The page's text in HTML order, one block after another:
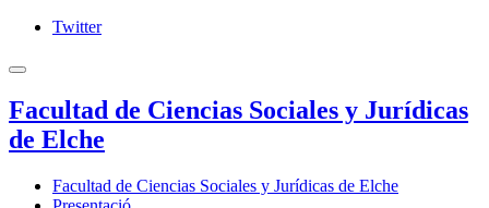
Twitter
Facultad de Ciencias Sociales y Jurídicas
de Elche
Facultad de Ciencias Sociales y Jurídicas de Elche